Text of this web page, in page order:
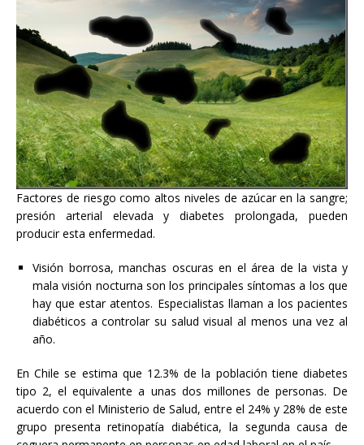
Factores de riesgo como altos niveles de azúcar en la sangre;
presión arterial elevada y diabetes prolongada, pueden
producir esta enfermedad.
Visión borrosa, manchas oscuras en el área de la vista y
mala visión nocturna son los principales síntomas a los que
hay que estar atentos. Especialistas llaman a los pacientes
diabéticos a controlar su salud visual al menos una vez al
año.
En Chile se estima que 12.3% de la población tiene diabetes
tipo 2, el equivalente a unas dos millones de personas. De
acuerdo con el Ministerio de Salud, entre el 24% y 28% de este
grupo presenta retinopatía diabética, la segunda causa de